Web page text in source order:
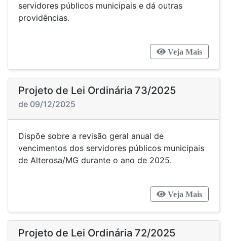
servidores públicos municipais e dá outras
providências.
Veja Mais
Projeto de Lei Ordinária 73/2025
de 09/12/2025
Dispõe sobre a revisão geral anual de
vencimentos dos servidores públicos municipais
de Alterosa/MG durante o ano de 2025.
Veja Mais
Projeto de Lei Ordinária 72/2025